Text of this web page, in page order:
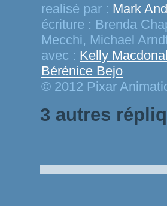
realisé par : Mark
écriture : Brenda
Mecchi, Michael
avec : Kelly
Bérénice Bejo
© 2012 Pixar
3 autres